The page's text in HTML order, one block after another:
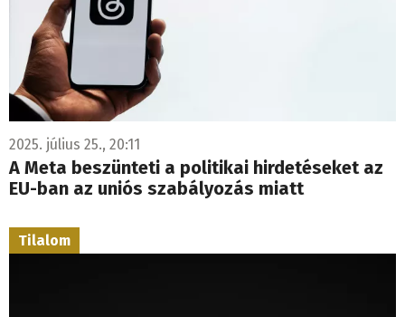
2025. július 25., 20:11
A Meta beszünteti a politikai hirdetéseket az
EU-ban az uniós szabályozás miatt
Tilalom